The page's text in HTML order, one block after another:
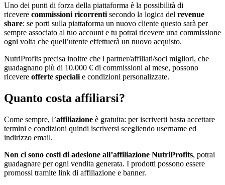
Uno dei punti di forza della piattaforma è la possibilità di
ricevere commissioni ricorrenti secondo la logica del revenue
share: se porti sulla piattaforma un nuovo cliente questo sarà per
sempre associato al tuo account e tu potrai ricevere una commissione
ogni volta che quell’utente effettuerà un nuovo acquisto.
NutriProfits precisa inoltre che i partner/affiliati/soci migliori, che
guadagnano più di 10.000 € di commissioni al mese, possono
ricevere offerte speciali e condizioni personalizzate.
Quanto costa affiliarsi?
Come sempre, l’affiliazione è gratuita: per iscriverti basta accettare
termini e condizioni quindi iscriversi scegliendo username ed
indirizzo email.
Non ci sono costi di adesione all’affiliazione NutriProfits, potrai
guadagnare per ogni vendita generata. I prodotti possono essere
promossi tramite link di affiliazione e banner.